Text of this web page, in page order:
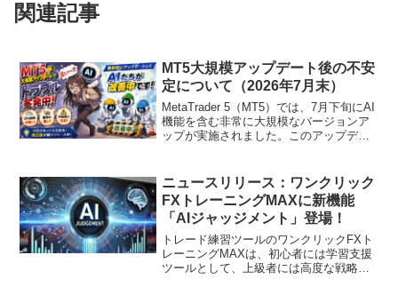
関連記事
MT5大規模アップデート後の不安
定について（2026年7月末）
MetaTrader 5（MT5）では、7月下旬にAI
機能を含む非常に大規模なバージョンア
ップが実施されました。このアップデー
あり、今後あらためて詳しくご紹介する
予定で...
ニュースリリース：ワンクリック
FXトレーニングMAXに新機能
「AIジャッジメント」登場！
トレード練習ツールのワンクリックFXト
レーニングMAXは、初心者には学習支援
ツールとして、上級者には高度な戦略構